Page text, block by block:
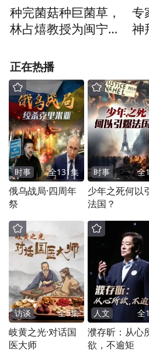
种完菌菇种巨菌草，
林占熺教授为闽宁村
专
神
正在热播
时事 全131集
俄乌战局·四周年
祭
时事 全1
少年之死何以
法国？
访谈 全5集
岐黄之光·对话国
医大师
人文 全1
濮存昕：从心
欲，不逾矩